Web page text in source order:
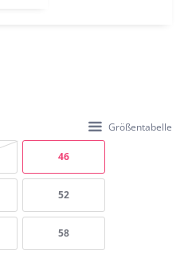
Größentabelle
46
52
58